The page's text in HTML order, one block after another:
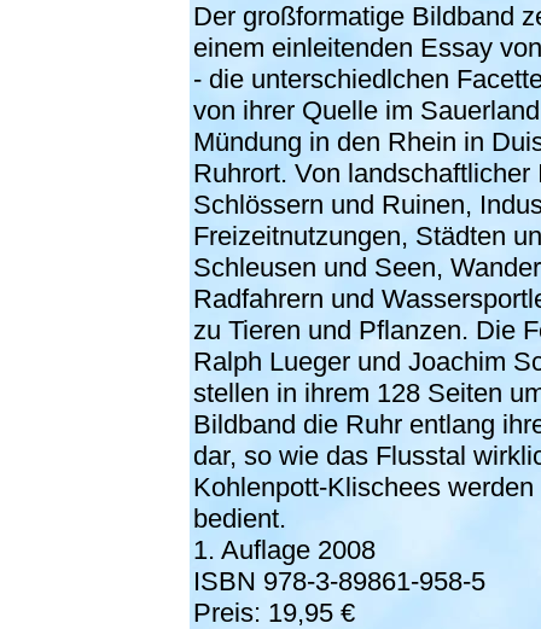
Der großformatige Bildband
einem einleitenden Essay
- die unterschiedlchen
von ihrer Quelle im
Mündung in den Rhein in
Ruhrort. Von landschaftlicher
Schlössern und Ruinen,
Freizeitnutzungen, Städten
Schleusen und Seen,
Radfahrern und
zu Tieren und Pflanzen. Die
Ralph Lueger und Joachim
stellen in ihrem 128 Seiten
Bildband die Ruhr entlang
dar, so wie das Flusstal
Kohlenpott-Klischees
bedient.
1. Auflage 2008
ISBN 978-3-89861-958-5
Preis: 19,95 €